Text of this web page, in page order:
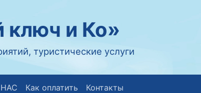
ключ и Ко»
туристические услуги
Как оплатить Контакты